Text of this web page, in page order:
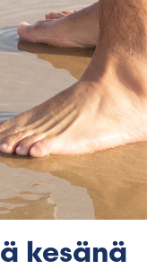
kesänä
Marocco – Français